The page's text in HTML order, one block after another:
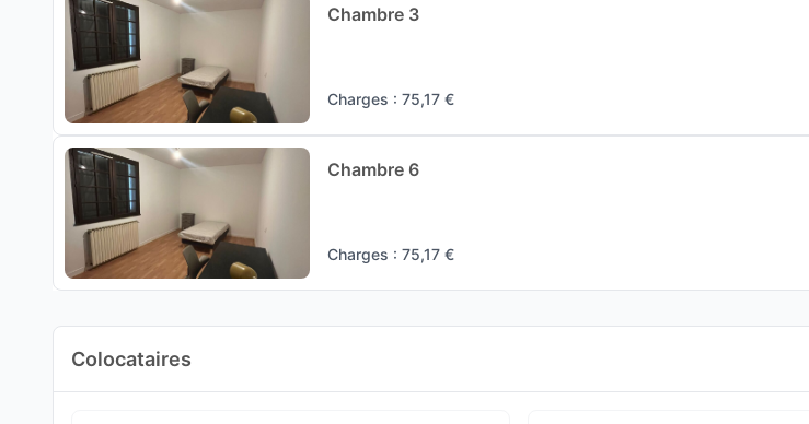
Chambre 3
Charges : 75,17 €
Chambre 6
Charges : 75,17 €
Colocataires